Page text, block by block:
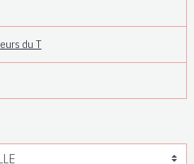
du T